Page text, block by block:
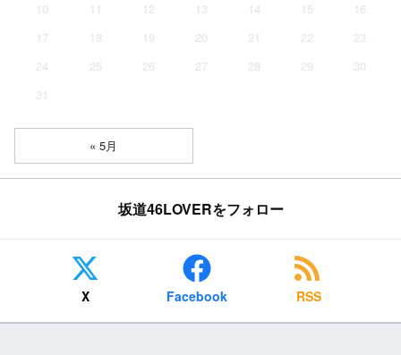
10
11 12 13 14 15
16
17
18 19 20 21 22
23
24
25 26 27 28 29
30
31
« 5月
坂道46LOVERをフォロー
X Facebook RSS